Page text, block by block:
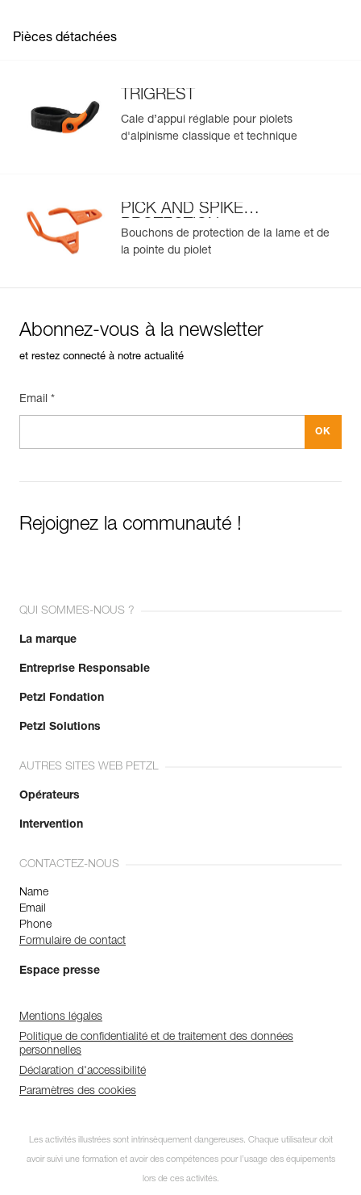
Pièces détachées
TRIGREST
Cale d’appui réglable pour piolets
d'alpinisme classique et technique
PICK AND SPIKE
PROTECTION
Bouchons de protection de la lame et de
la pointe du piolet
Abonnez-vous à la newsletter
et restez connecté à notre actualité
Email *
Rejoignez la communauté !
QUI SOMMES-NOUS ?
La marque
Entreprise Responsable
Petzl Fondation
Petzl Solutions
AUTRES SITES WEB PETZL
Opérateurs
Intervention
CONTACTEZ-NOUS
Name
Email
Phone
Formulaire de contact
Espace presse
Mentions légales
Politique de confidentialité et de traitement des données
personnelles
Déclaration d'accessibilité
Paramètres des cookies
Les activités illustrées sont intrinsèquement dangereuses. Chaque utilisateur doit
avoir suivi une formation et avoir des compétences pour l’usage des équipements
lors de ces activités.